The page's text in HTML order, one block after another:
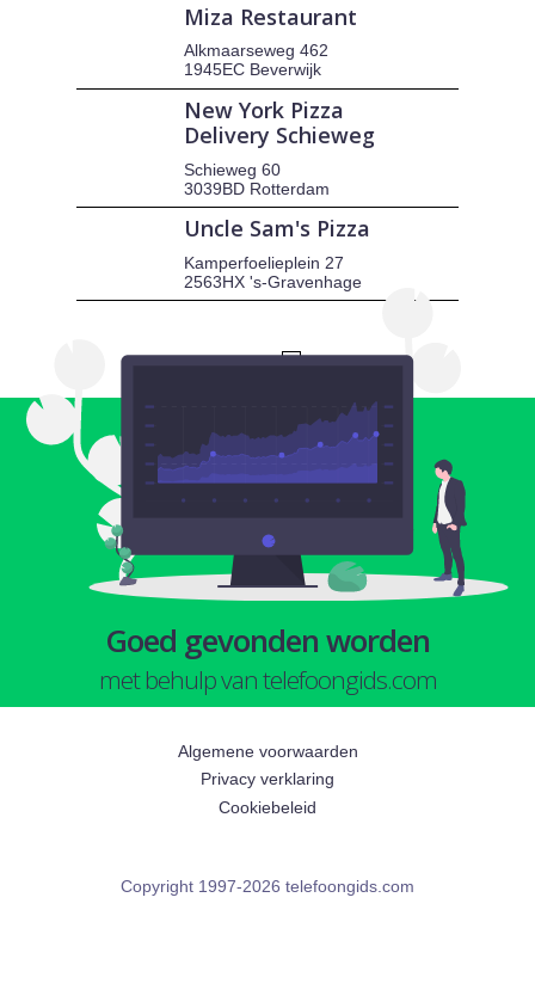
Miza Restaurant
Alkmaarseweg 462
1945EC Beverwijk
New York Pizza
Delivery Schieweg
Schieweg 60
3039BD Rotterdam
Uncle Sam's Pizza
Kamperfoelieplein 27
2563HX 's-Gravenhage
Goed gevonden worden
met behulp van telefoongids.com
Algemene voorwaarden
Privacy verklaring
Cookiebeleid
Copyright 1997-2026 telefoongids.com